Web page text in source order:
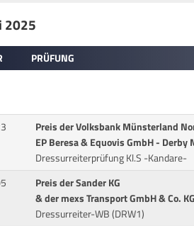
2025
PRÜFUNG
Preis der Volksbank Münsterland
EP Beresa & Equovis GmbH - Derby
Dressurreiterprüfung Kl.S -Kandare-
Preis der Sander KG
& der mexs Transport GmbH & Co. KG
Dressurreiter-WB (DRW1)